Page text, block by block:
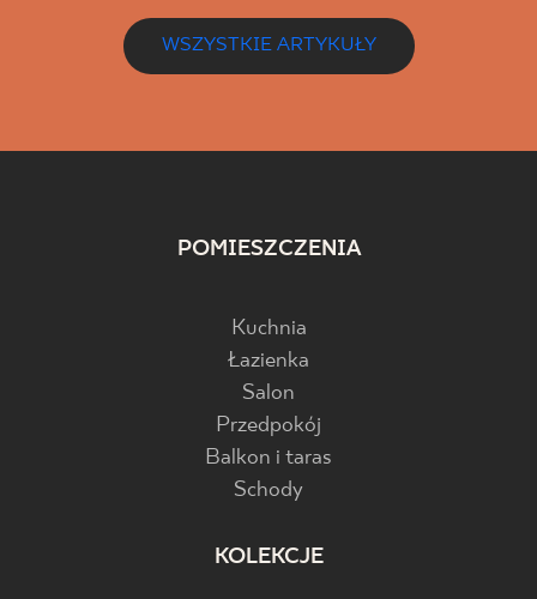
WSZYSTKIE ARTYKUŁY
POMIESZCZENIA
Kuchnia
Łazienka
Salon
Przedpokój
Balkon i taras
Schody
KOLEKCJE